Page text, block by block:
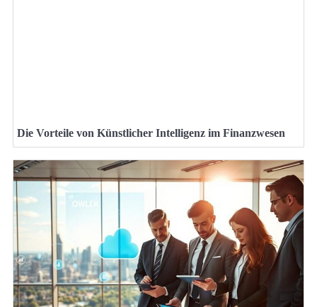
Die Vorteile von Künstlicher Intelligenz im Finanzwesen